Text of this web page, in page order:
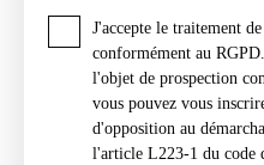
J'accepte le traitement
conformément au
l'objet de prospection
vous pouvez vous
d'opposition au
l'article L223-1 du code